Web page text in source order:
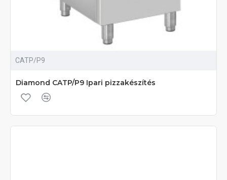
CATP/P9
Diamond CATP/P9 Ipari pizzakészítés